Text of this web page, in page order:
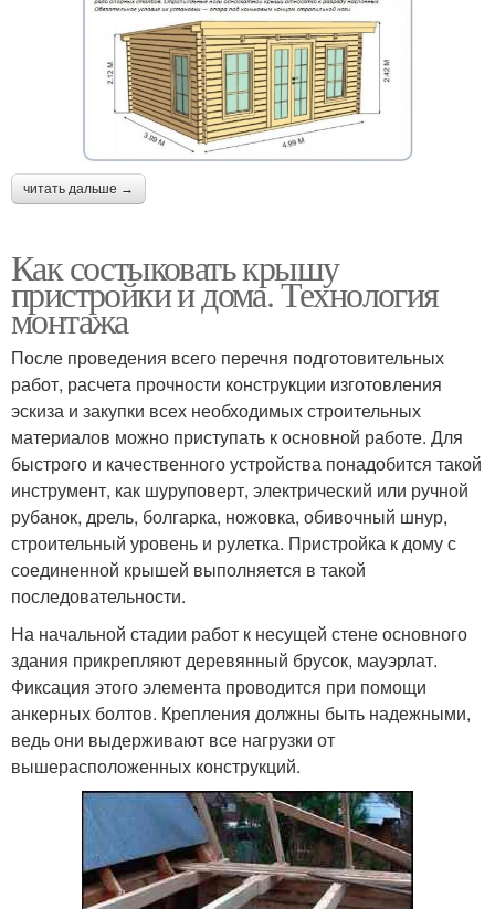
читать дальше →
Как состыковать крышу
пристройки и дома. Технология
монтажа
После проведения всего перечня подготовительных
работ, расчета прочности конструкции изготовления
эскиза и закупки всех необходимых строительных
материалов можно приступать к основной работе. Для
быстрого и качественного устройства понадобится такой
инструмент, как шуруповерт, электрический или ручной
рубанок, дрель, болгарка, ножовка, обивочный шнур,
строительный уровень и рулетка. Пристройка к дому с
соединенной крышей выполняется в такой
последовательности.
На начальной стадии работ к несущей стене основного
здания прикрепляют деревянный брусок, мауэрлат.
Фиксация этого элемента проводится при помощи
анкерных болтов. Крепления должны быть надежными,
ведь они выдерживают все нагрузки от
вышерасположенных конструкций.